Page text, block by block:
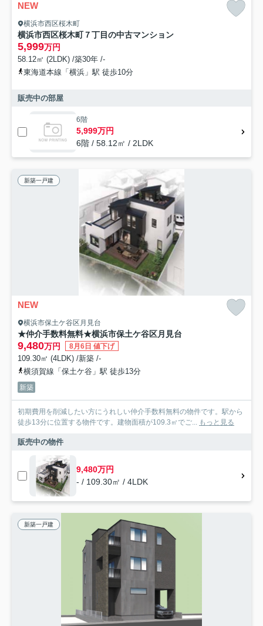
NEW
横浜市西区桜木町
横浜市西区桜木町７丁目の中古マンション
5,999万円
58.12㎡ (2LDK) /築30年 /-
東海道本線「横浜」駅 徒歩10分
販売中の部屋
6階
5,999万円
6階 / 58.12㎡ / 2LDK
新築一戸建
NEW
横浜市保土ケ谷区月見台
★仲介手数料無料★横浜市保土ケ谷区月見台
9,480万円 8月6日 値下げ
109.30㎡ (4LDK) /新築 /-
横須賀線「保土ケ谷」駅 徒歩13分
新築
初期費用を削減したい方にうれしい仲介手数料無料の物件です。駅から
徒歩13分に位置する物件です。建物面積が109.3㎡でご... もっと見る
販売中の物件
9,480万円
- / 109.30㎡ / 4LDK
新築一戸建